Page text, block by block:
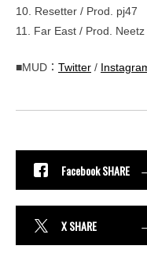
10. Resetter / Prod. pj47
11. Far East / Prod. Neetz
■MUD： Twitter /
Facebook SHARE
X SHARE